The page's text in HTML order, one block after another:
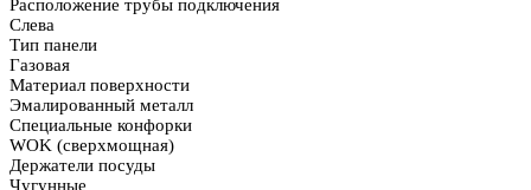
Расположение трубы подключения
Слева
Тип панели
Газовая
Материал поверхности
Эмалированный металл
Специальные конфорки
WOK (сверхмощная)
Держатели посуды
Чугунные